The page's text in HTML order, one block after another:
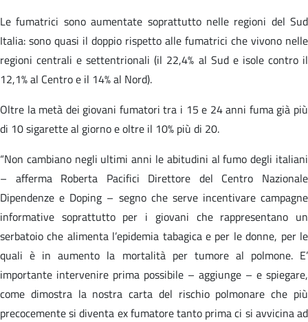
Le fumatrici sono aumentate soprattutto nelle regioni del Sud
Italia: sono quasi il doppio rispetto alle fumatrici che vivono nelle
regioni centrali e settentrionali (il 22,4% al Sud e isole contro il
12,1% al Centro e il 14% al Nord).
Oltre la metà dei giovani fumatori tra i 15 e 24 anni fuma già più
di 10 sigarette al giorno e oltre il 10% più di 20.
“Non cambiano negli ultimi anni le abitudini al fumo degli italiani
– afferma Roberta Pacifici Direttore del Centro Nazionale
Dipendenze e Doping – segno che serve incentivare campagne
informative soprattutto per i giovani che rappresentano un
serbatoio che alimenta l’epidemia tabagica e per le donne, per le
quali è in aumento la mortalità per tumore al polmone. E’
importante intervenire prima possibile – aggiunge – e spiegare,
come dimostra la nostra carta del rischio polmonare che più
precocemente si diventa ex fumatore tanto prima ci si avvicina ad